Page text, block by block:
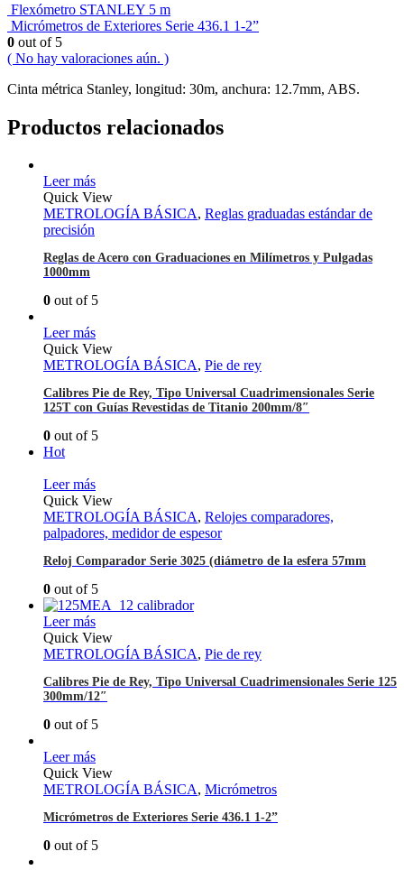
Flexómetro STANLEY 5 m
Micrómetros de Exteriores Serie 436.1 1-2”
0 out of 5
( No hay valoraciones aún. )
Cinta métrica Stanley, longitud: 30m, anchura: 12.7mm, ABS.
Productos relacionados
Leer más
Quick View
METROLOGÍA BÁSICA, Reglas graduadas estándar de
precisión
Reglas de Acero con Graduaciones en Milímetros y Pulgadas
1000mm
0 out of 5
Leer más
Quick View
METROLOGÍA BÁSICA, Pie de rey
Calibres Pie de Rey, Tipo Universal Cuadrimensionales Serie
125T con Guías Revestidas de Titanio 200mm/8″
0 out of 5
Hot
Leer más
Quick View
METROLOGÍA BÁSICA, Relojes comparadores,
palpadores, medidor de espesor
Reloj Comparador Serie 3025 (diámetro de la esfera 57mm
0 out of 5
Leer más
Quick View
METROLOGÍA BÁSICA, Pie de rey
Calibres Pie de Rey, Tipo Universal Cuadrimensionales Serie 125
300mm/12″
0 out of 5
Leer más
Quick View
METROLOGÍA BÁSICA, Micrómetros
Micrómetros de Exteriores Serie 436.1 1-2”
0 out of 5